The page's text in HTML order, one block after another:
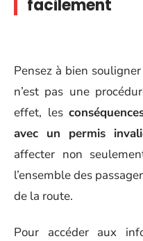
facilement
Pensez à bien
n’est pas une
effet, les
avec un permis
affecter non
l’ensemble des
de la route.
Pour accéder aux